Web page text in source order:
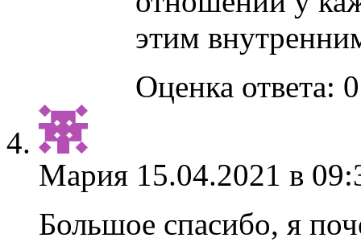
этим
Оценка ответа:
Мария 15.04.2021 в
Большое спасибо, я